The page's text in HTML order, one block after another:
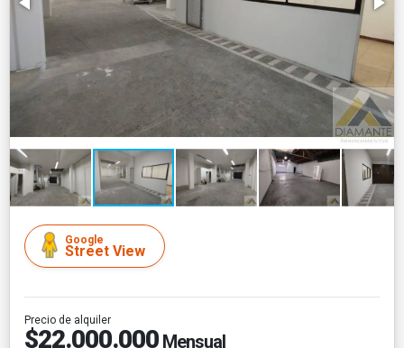
Google
Street View
Precio de alquiler
$22.000.000 Mensual